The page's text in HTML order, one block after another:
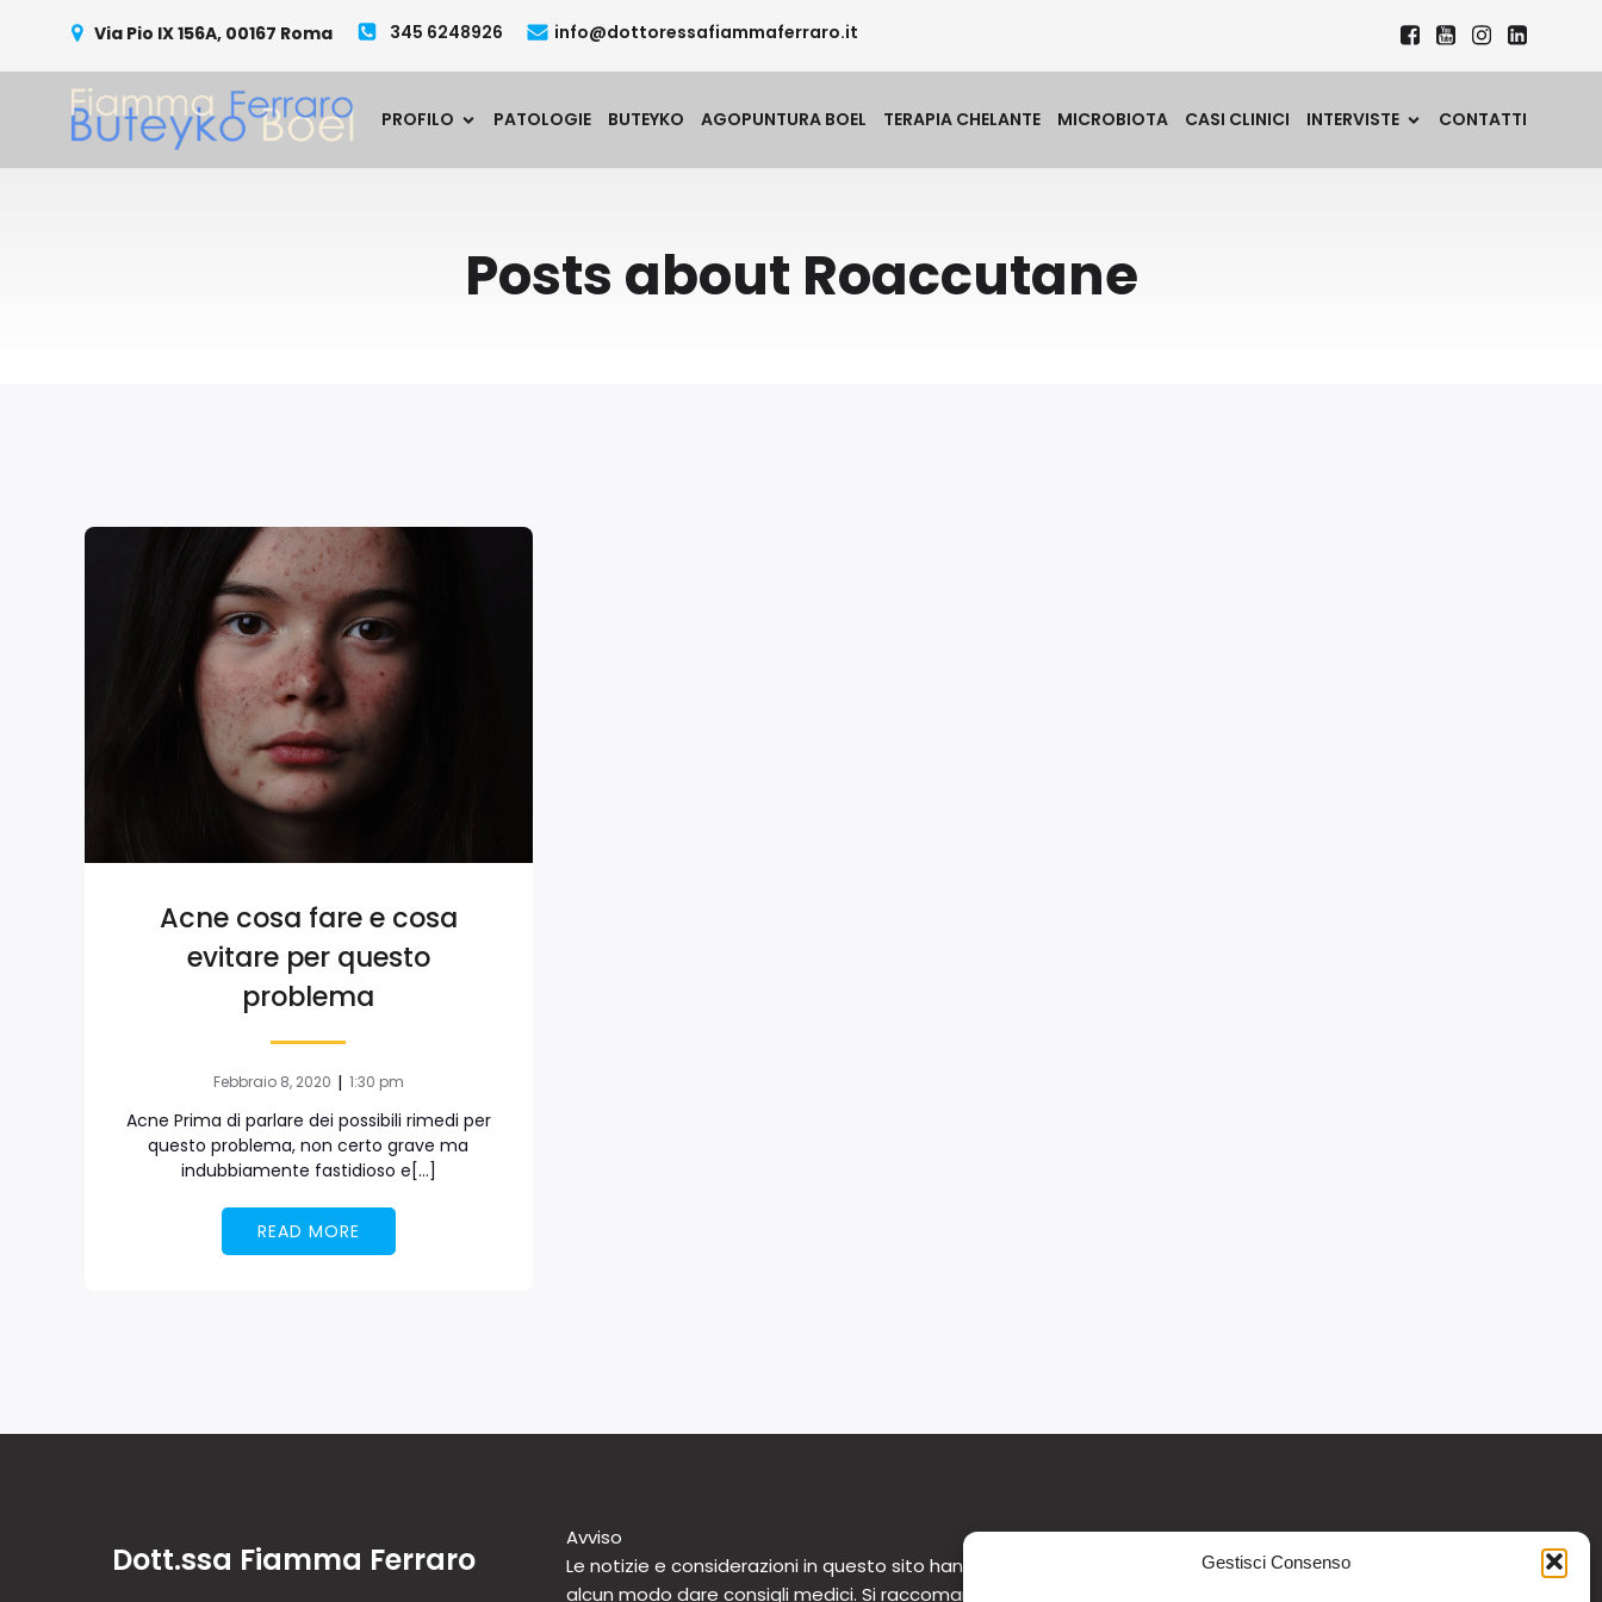
Gestisci Consenso
Via Pio IX 156A, 00167 Roma 345 6248926 info@dottoressafiammaferraro.it
PROFILO PATOLOGIE BUTEYKO AGOPUNTURA BOEL TERAPIA CHELANTE MICROBIOTA CASI CLINICI INTERVISTE CONTATTI
Posts about Roaccutane
Acne cosa fare e cosa
evitare per questo
problema
Febbraio 8, 2020 | 1:30 pm
Acne Prima di parlare dei possibili rimedi per
questo problema, non certo grave ma
indubbiamente fastidioso e[…]
READ MORE
Dott.ssa Fiamma Ferraro
Avviso
Le notizie e considerazioni in questo sito hanno carattere informativo generale e non intendono in
alcun modo dare consigli medici. Si raccomanda di non intraprendere o interrompere alcuna terapia o